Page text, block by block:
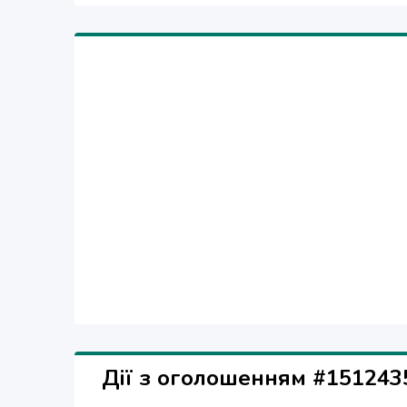
Дії з оголошенням